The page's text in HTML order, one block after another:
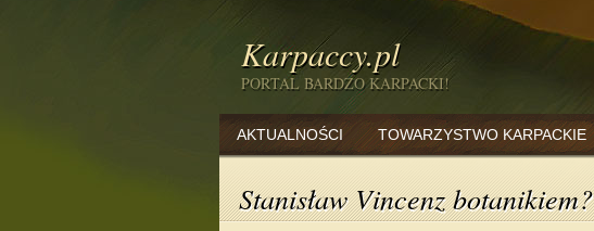
Karpaccy.pl
PORTAL BARDZO KARPACKI!
AKTUALNOŚCI TOWARZYSTWO KARPACKIE
Stanisław Vincenz botanikiem?